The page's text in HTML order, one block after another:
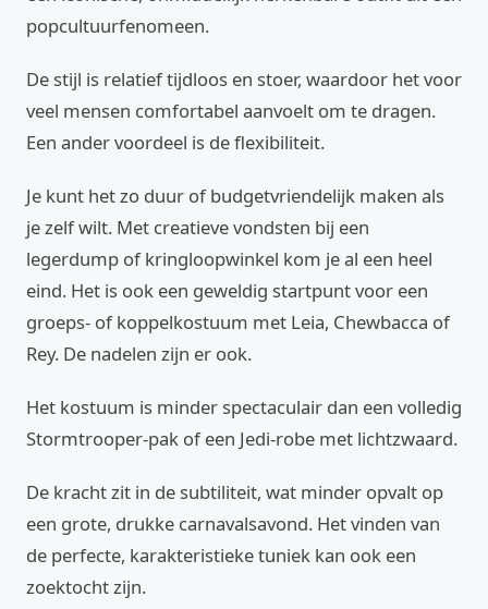
popcultuurfenomeen.
De stijl is relatief tijdloos en stoer, waardoor het voor
veel mensen comfortabel aanvoelt om te dragen.
Een ander voordeel is de flexibiliteit.
Je kunt het zo duur of budgetvriendelijk maken als
je zelf wilt. Met creatieve vondsten bij een
legerdump of kringloopwinkel kom je al een heel
eind. Het is ook een geweldig startpunt voor een
groeps- of koppelkostuum met Leia, Chewbacca of
Rey. De nadelen zijn er ook.
Het kostuum is minder spectaculair dan een volledig
Stormtrooper-pak of een Jedi-robe met lichtzwaard.
De kracht zit in de subtiliteit, wat minder opvalt op
een grote, drukke carnavalsavond. Het vinden van
de perfecte, karakteristieke tuniek kan ook een
zoektocht zijn.